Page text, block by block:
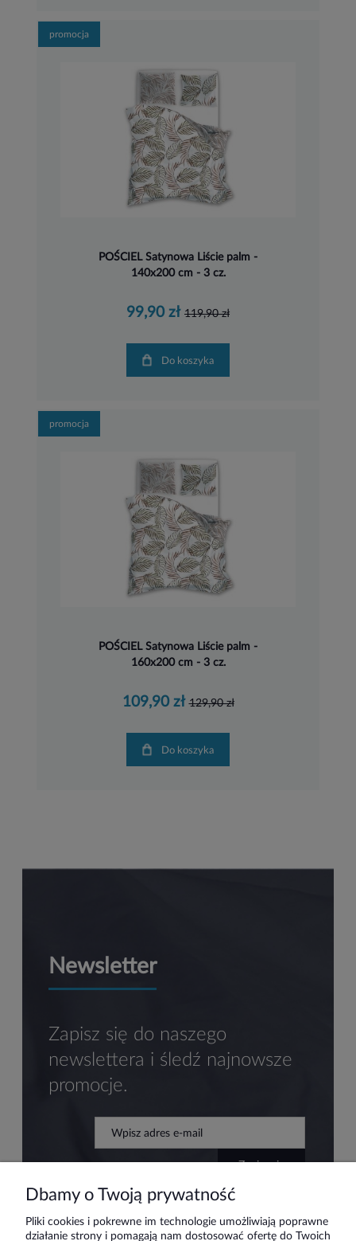
POŚCIEL Satynowa Liście palm -
140x200 cm - 3 cz.
99,90 zł 119,90 zł
Do koszyka
promocja
POŚCIEL Satynowa Liście palm -
160x200 cm - 3 cz.
109,90 zł 129,90 zł
Do koszyka
promocja
Newsletter
Zapisz się do naszego
newslettera i śledź najnowsze
promocje.
zapisz się
Dbamy o Twoją prywatność
Pliki cookies i pokrewne im technologie umożliwiają poprawne
działanie strony i pomagają nam dostosować ofertę do Twoich